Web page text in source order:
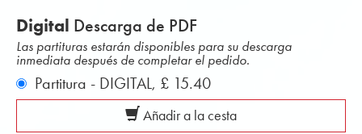
Digital Descarga de PDF
Las partituras estarán disponibles para su descarga
inmediata después de completar el pedido.
Partitura - DIGITAL, £ 15.40
Añadir a la cesta